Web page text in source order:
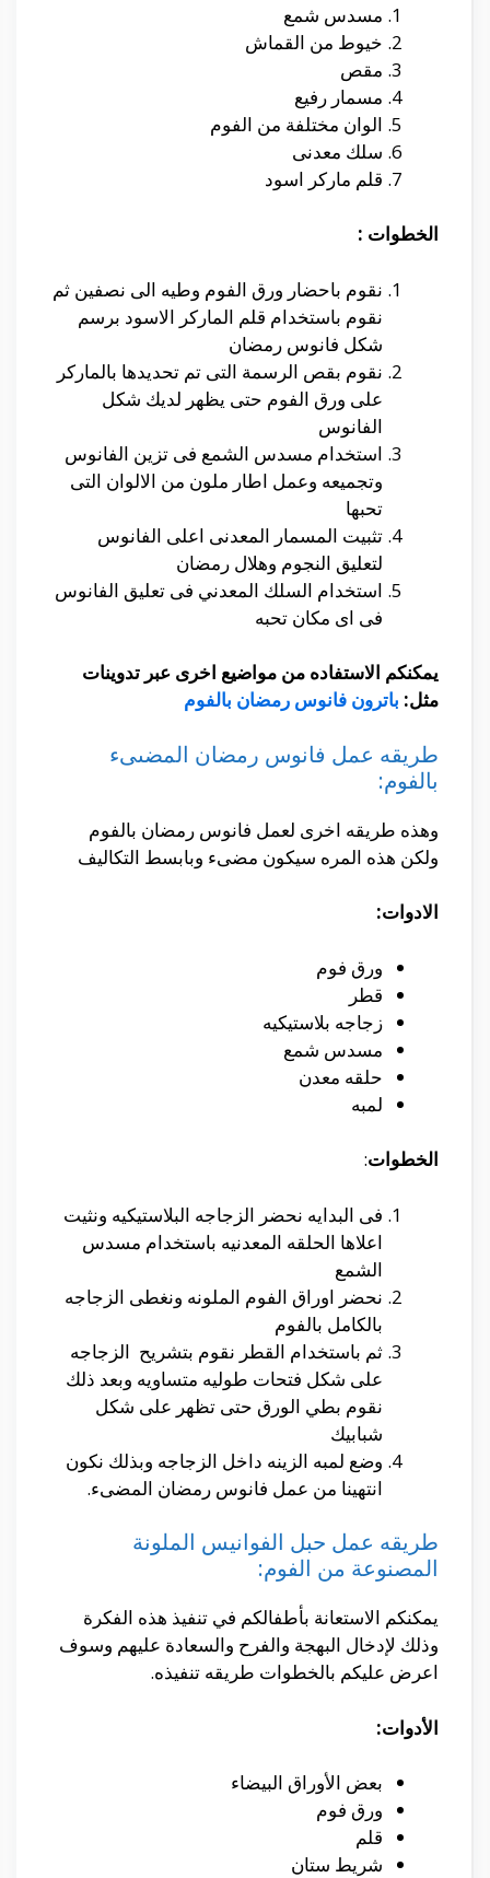
مسدس شمع
خيوط من القماش
مقص
مسمار رفيع
الوان مختلفة من الفوم
سلك معدنى
قلم ماركر اسود
الخطوات :
نقوم باحضار ورق الفوم وطيه الى نصفين ثم
نقوم باستخدام قلم الماركر الاسود برسم
شكل فانوس رمضان
نقوم بقص الرسمة التى تم تحديدها بالماركر
على ورق الفوم حتى يظهر لديك شكل
الفانوس
استخدام مسدس الشمع فى تزين الفانوس
وتجميعه وعمل اطار ملون من الالوان التى
تحبها
تثبيت المسمار المعدنى اعلى الفانوس
لتعليق النجوم وهلال رمضان
استخدام السلك المعدني فى تعليق الفانوس
فى اى مكان تحبه
يمكنكم الاستفاده من مواضيع اخرى عبر تدوينات
مثل: باترون فانوس رمضان بالفوم
طريقه عمل فانوس رمضان المضىىء
بالفوم:
وهذه طريقه اخرى لعمل فانوس رمضان بالفوم
ولكن هذه المره سيكون مضىء وبابسط التكاليف
الادوات:
ورق فوم
قطر
زجاجه بلاستيكيه
مسدس شمع
حلقه معدن
لمبه
الخطوات:
فى البدايه نحضر الزجاجه البلاستيكيه ونثيت
اعلاها الحلقه المعدنيه باستخدام مسدس
الشمع
نحضر اوراق الفوم الملونه ونغطى الزجاجه
بالكامل بالفوم
ثم باستخدام القطر نقوم بتشريح الزجاجه
على شكل فتحات طوليه متساويه وبعد ذلك
نقوم بطي الورق حتى تظهر على شكل
شبابيك
وضع لمبه الزينه داخل الزجاجه وبذلك نكون
انتهينا من عمل فانوس رمضان المضىء.
طريقه عمل حبل الفوانيس الملونة
المصنوعة من الفوم:
يمكنكم الاستعانة بأطفالكم في تنفيذ هذه الفكرة
وذلك لإدخال البهجة والفرح والسعادة عليهم وسوف
اعرض عليكم بالخطوات طريقه تنفيذه.
الأدوات:
بعض الأوراق البيضاء
ورق فوم
قلم
شريط ستان